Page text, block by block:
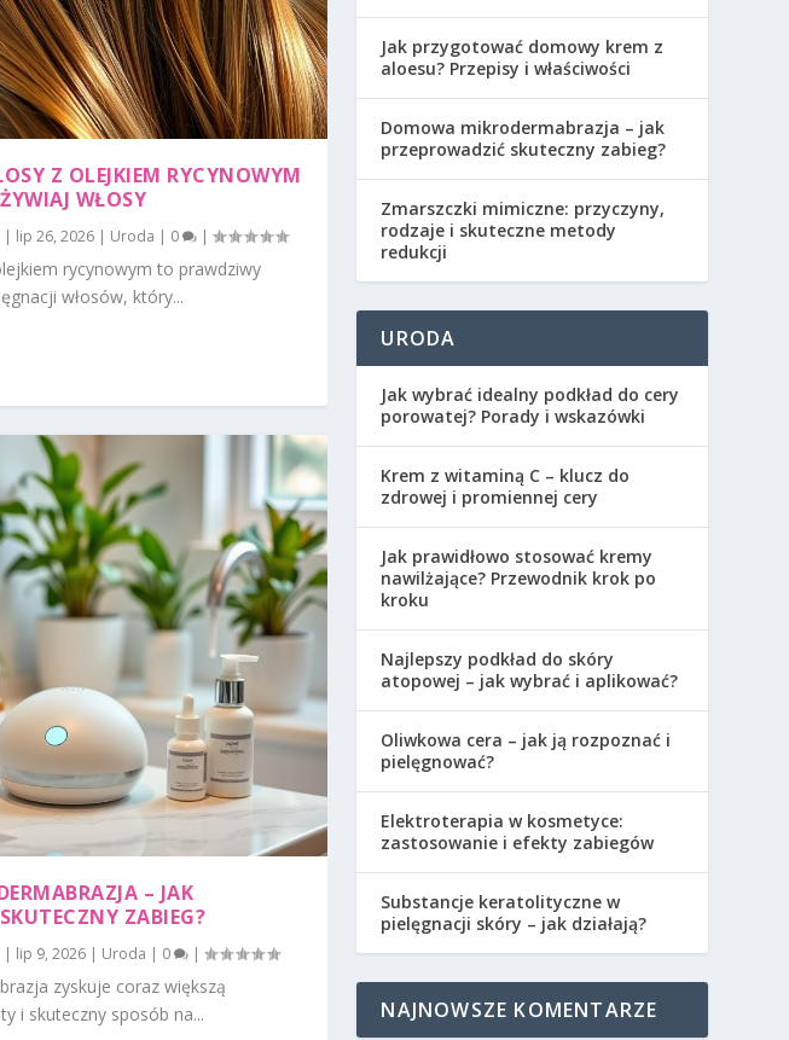
Z OLEJKIEM RYCYNOWYM
WŁOSY
| lip 26, 2026| Uroda | 0 |
rycynowym to prawdziwy
włosów, który...
– JAK
ZABIEG?
| lip 9, 2026| Uroda | 0 |
zyskuje coraz większą
i skuteczny sposób na...
Jak przygotować domowy krem z
aloesu? Przepisy i właściwości
Domowa mikrodermabrazja – jak
przeprowadzić skuteczny zabieg?
Zmarszczki mimiczne: przyczyny,
rodzaje i skuteczne metody
redukcji
URODA
Jak wybrać idealny podkład do cery
porowatej? Porady i wskazówki
Krem z witaminą C – klucz do
zdrowej i promiennej cery
Jak prawidłowo stosować kremy
nawilżające? Przewodnik krok po
kroku
Najlepszy podkład do skóry
atopowej – jak wybrać i aplikować?
Oliwkowa cera – jak ją rozpoznać i
pielęgnować?
Elektroterapia w kosmetyce:
zastosowanie i efekty zabiegów
Substancje keratolityczne w
pielęgnacji skóry – jak działają?
NAJNOWSZE KOMENTARZE